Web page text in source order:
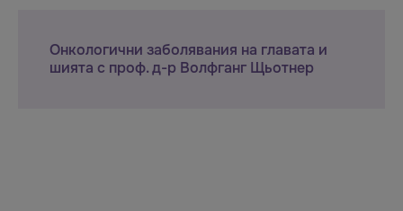
Онкологични заболявания на главата и
шията с проф. д-р Волфганг Щьотнер